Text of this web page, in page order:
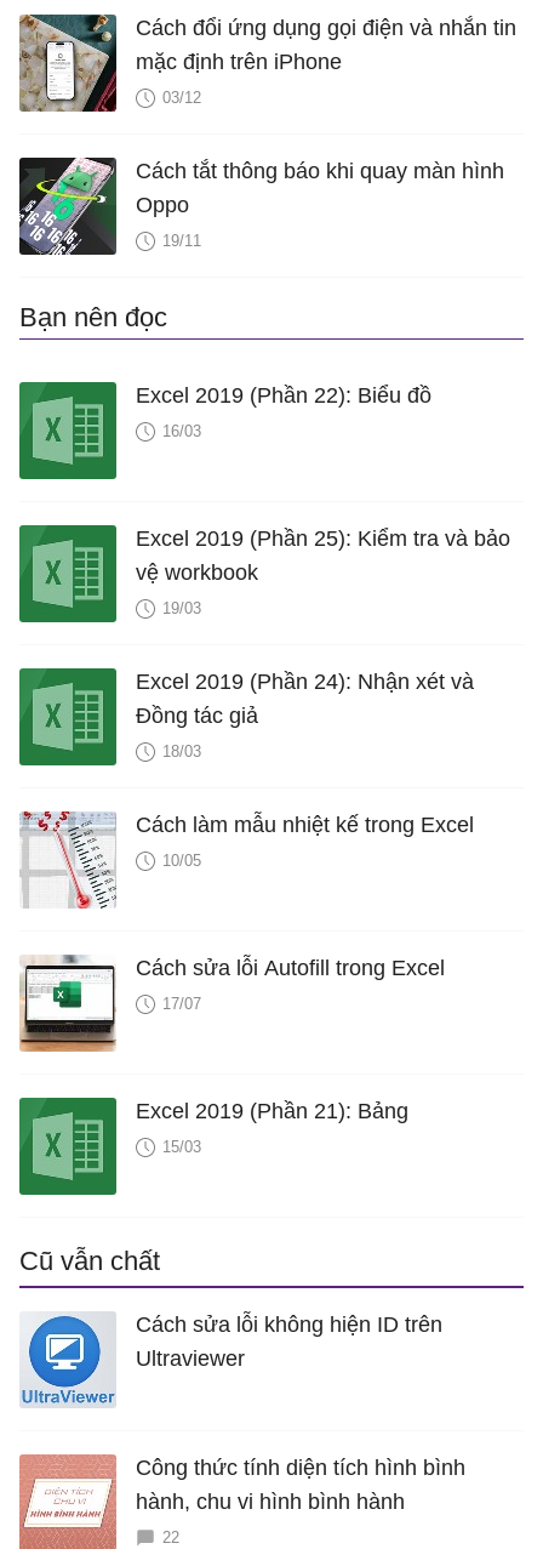
Cách đổi ứng dụng gọi điện và nhắn tin
mặc định trên iPhone
03/12
Cách tắt thông báo khi quay màn hình
Oppo
19/11
Bạn nên đọc
Excel 2019 (Phần 22): Biểu đồ
16/03
Excel 2019 (Phần 25): Kiểm tra và bảo
vệ workbook
19/03
Excel 2019 (Phần 24): Nhận xét và
Đồng tác giả
18/03
Cách làm mẫu nhiệt kế trong Excel
10/05
Cách sửa lỗi Autofill trong Excel
17/07
Excel 2019 (Phần 21): Bảng
15/03
Cũ vẫn chất
Cách sửa lỗi không hiện ID trên
Ultraviewer
Công thức tính diện tích hình bình
hành, chu vi hình bình hành
22